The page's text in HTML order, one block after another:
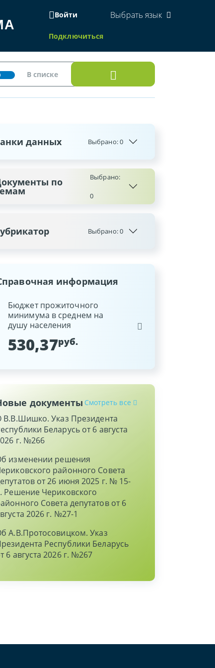
Войти
Подключиться
Выбрать язык
данных Выбрано:0
по Выбрано:
0
Выбрано:0
информация
Бюджет прожиточного
минимума в среднем на
душу населения
530,37руб.
Республики Беларусь
документы Смотреть все
В.В.Шишко. Указ Президента
Беларусь от 6 августа
г. №266
изменении решения
районного Совета
от 26 июня 2025 г. № 15-
Решение Чериковского
Совета депутатов от 6
2026 г. №27-1
А.В.Протосовицком. Указ
Республики Беларусь
6 августа 2026 г. №267